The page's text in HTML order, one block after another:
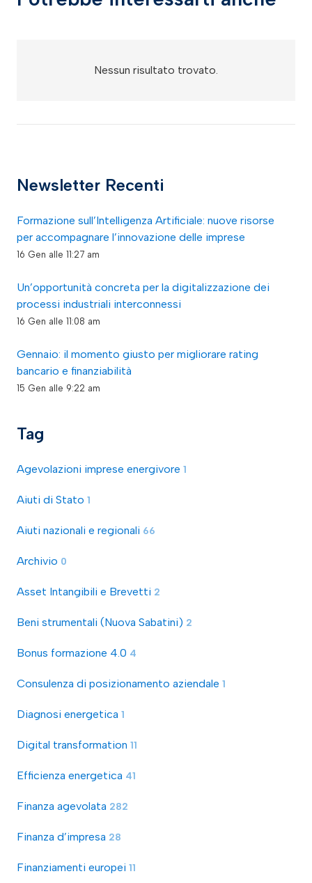
Nessun risultato trovato.
Newsletter Recenti
Formazione sull’Intelligenza Artificiale: nuove risorse
per accompagnare l’innovazione delle imprese
16 Gen alle 11:27 am
Un’opportunità concreta per la digitalizzazione dei
processi industriali interconnessi
16 Gen alle 11:08 am
Gennaio: il momento giusto per migliorare rating
bancario e finanziabilità
15 Gen alle 9:22 am
Tag
Agevolazioni imprese energivore 1
Aiuti di Stato 1
Aiuti nazionali e regionali 66
Archivio 0
Asset Intangibili e Brevetti 2
Beni strumentali (Nuova Sabatini) 2
Bonus formazione 4.0 4
Consulenza di posizionamento aziendale 1
Diagnosi energetica 1
Digital transformation 11
Efficienza energetica 41
Finanza agevolata 282
Finanza d’impresa 28
Finanziamenti europei 11